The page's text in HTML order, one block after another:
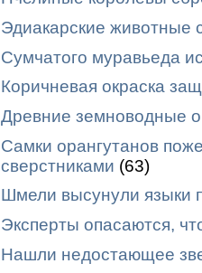
Эдиакарские животные
Сумчатого муравьеда
Коричневая окраска
Древние земноводные
Самки орангутанов
сверстниками (63)
Шмели высунули языки
Эксперты опасаются,
Нашли недостающее